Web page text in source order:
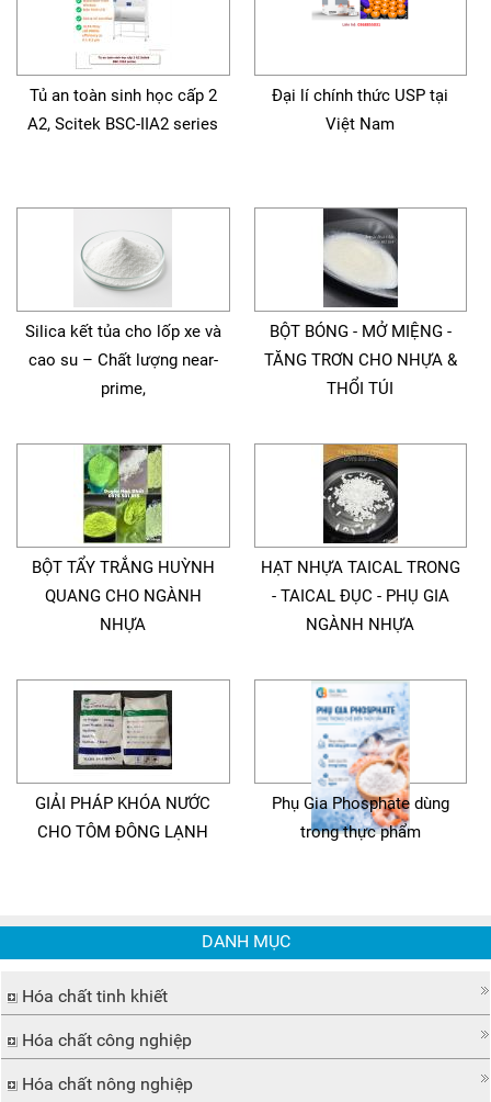
Tủ an toàn sinh học cấp 2
A2, Scitek BSC-IIA2 series
Đại lí chính thức USP tại
Việt Nam
Silica kết tủa cho lốp xe và
cao su – Chất lượng near-
prime,
BỘT BÓNG - MỞ MIỆNG -
TĂNG TRƠN CHO NHỰA &
THỔI TÚI
BỘT TẨY TRẮNG HUỲNH
QUANG CHO NGÀNH
NHỰA
HẠT NHỰA TAICAL TRONG
- TAICAL ĐỤC - PHỤ GIA
NGÀNH NHỰA
GIẢI PHÁP KHÓA NƯỚC
CHO TÔM ĐÔNG LẠNH
Phụ Gia Phosphate dùng
trong thực phẩm
DANH MỤC
Hóa chất tinh khiết
Hóa chất công nghiệp
Hóa chất nông nghiệp